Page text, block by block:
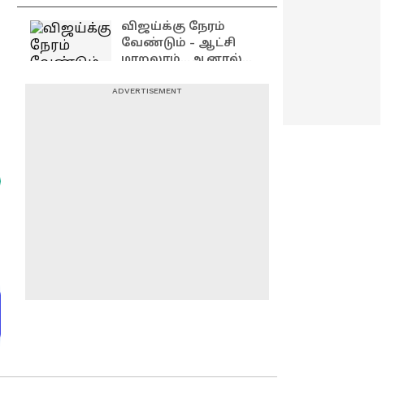
வாங்கிய கனிமொழி !
விஜய்க்கு நேரம்
வேண்டும் - ஆட்சி
மாறலாம்...ஆனால்
நேரம் ஆகும்! நடிகை